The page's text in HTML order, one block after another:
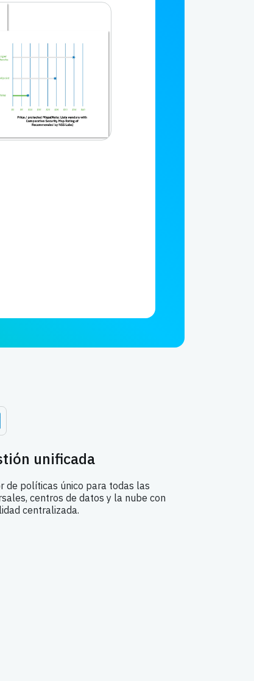
unificada
de políticas único para todas las
centros de datos y la nube con
centralizada.